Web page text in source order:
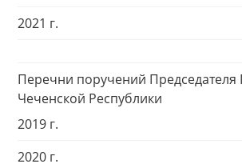
2021 г.
Перечни поручений Председателя
Чеченской Республики
2019 г.
2020 г.